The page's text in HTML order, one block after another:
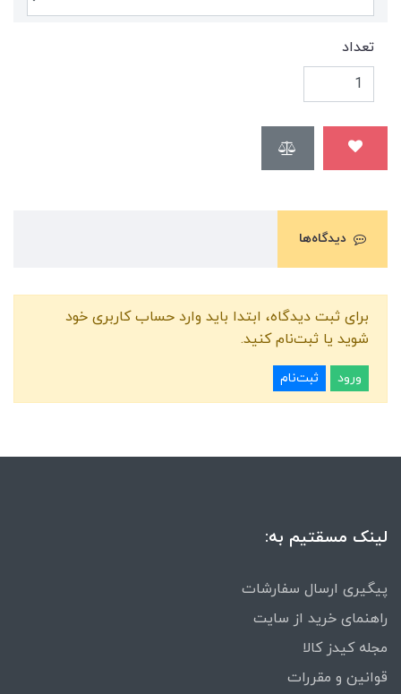
تعداد
دیدگاه‌ها
برای ثبت دیدگاه، ابتدا باید وارد حساب کاربری خود
شوید یا ثبت‌نام کنید.
ورود ثبت‌نام
لینک مسقتیم به:
پیگیری ارسال سفارشات
راهنمای خرید از سایت
مجله کیدز کالا
قوانین و مقررات